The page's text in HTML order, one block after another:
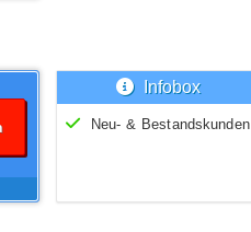
Infobox
Neu- & Bestandskunden